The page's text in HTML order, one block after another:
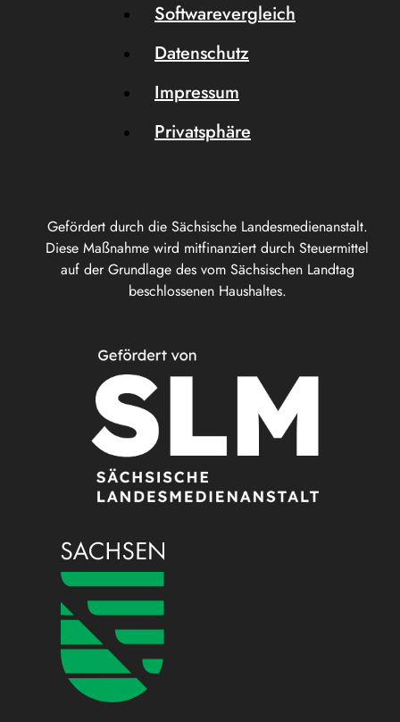
Gefördert durch die Sächsische Landesmedienanstalt.
Diese Maßnahme wird mitfinanziert durch Steuermittel
auf der Grundlage des vom Sächsischen Landtag
beschlossenen Haushaltes.
Softwarevergleich
Datenschutz
Impressum
Privatsphäre